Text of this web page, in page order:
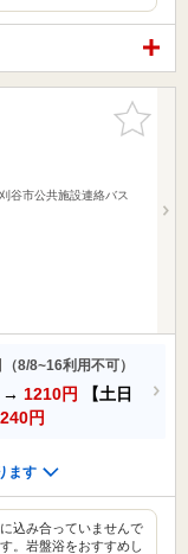
お気に入
りに追加
谷市公共施設連絡バス
8/8~16利用不可）
→ 1210円
【土日
円
ます
込み合っていませんで
。岩盤浴をおすすめし